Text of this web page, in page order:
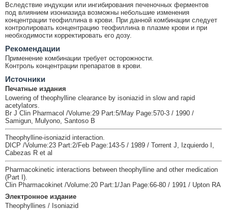
Вследствие индукции или ингибирования печеночных ферментов
под влиянием изониазида возможны небольшие изменения
концентрации теофиллина в крови. При данной комбинации следует
контролировать концентрацию теофиллина в плазме крови и при
необходимости корректировать его дозу.
Рекомендации
Применение комбинации требует осторожности.
Контроль концентрации препаратов в крови.
Источники
Печатные издания
Lowering of theophylline clearance by isoniazid in slow and rapid
acetylators.
Br J Clin Pharmacol /Volume:29 Part:5/May Page:570-3 / 1990 /
Samigun, Mulyono, Santoso B
Theophylline-isoniazid interaction.
DICP /Volume:23 Part:2/Feb Page:143-5 / 1989 / Torrent J, Izquierdo I,
Cabezas R et al
Pharmacokinetic interactions between theophylline and other medication
(Part I).
Clin Pharmacokinet /Volume:20 Part:1/Jan Page:66-80 / 1991 / Upton RA
Электронное издание
Theophyllines / Isoniazid